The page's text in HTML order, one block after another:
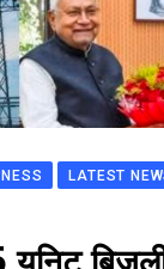
LATEST